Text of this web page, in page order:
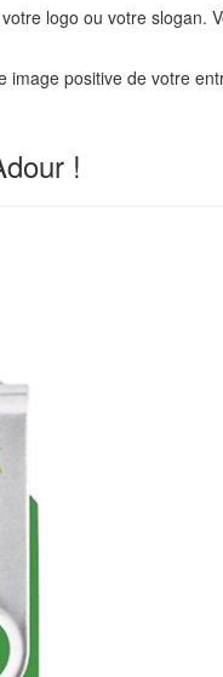
logo ou votre
positive de votre
!